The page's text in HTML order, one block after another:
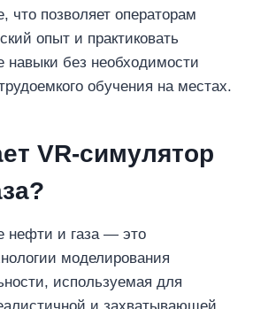
что позволяет операторам
опыт и практиковать
навыки без необходимости
обучения на местах.
VR-симулятор
нефти и газа — это
моделирования
используемая для